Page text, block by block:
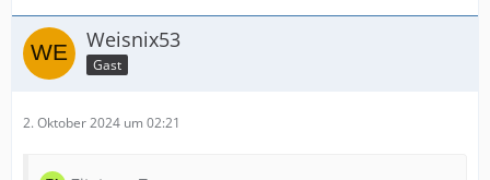
Weisnix53
Gast
2. Oktober 2024 um 02:21